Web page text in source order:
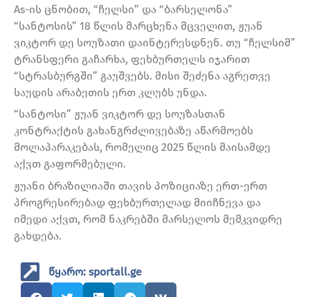
As-ის ცნობით, “ჩელსი” და “ბარსელონა”
“სანტოსის” 18 წლის მარცხენა მცველით, ჟუან
ვიკტორ დე სოუზათი დაინტერესდნენ. თუ “ჩელსიმ”
ტრანსფერი გაჩარხა, ფეხბურთელს იჯარით
“სტრასბურგში” გაუშვებს. მისი შეძენა აგრეთვე
საუდის არაბეთის ერთ კლუბს უნდა.
“სანტოსი” ჟუან ვიკტორ დე სოუზასთან
კონტრაქტის გახანგრძლივებაზე აწარმოებს
მოლაპარაკებას, რომელიც 2025 წლის მაისამდე
აქვთ გაფორმებული.
ჟუანი ბრაზილიაში თავის პოზიციაზე ერთ-ერთ
პროგრესირებად ფეხბურთელად მიიჩნევა და
იმედი აქვთ, რომ ნაკრებში მარსელოს მემკვიდრე
გახდება.
წყარო: sportall.ge